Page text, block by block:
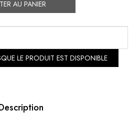
AU PANIER
LE PRODUIT EST DISPONIBLE